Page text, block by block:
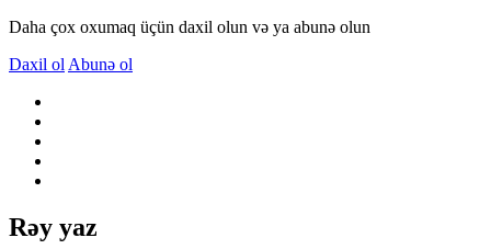
Daha çox oxumaq üçün daxil olun və ya abunə olun
Daxil ol Abunə ol
Rəy yaz